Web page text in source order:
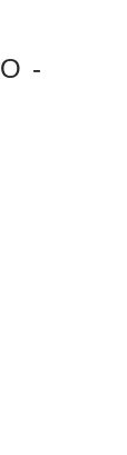
-